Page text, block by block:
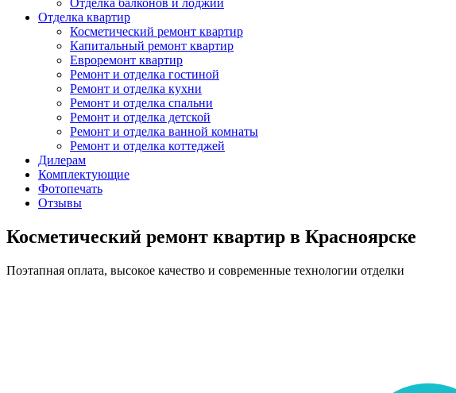
Отделка балконов и лоджий
Отделка квартир
Косметический ремонт квартир
Капитальный ремонт квартир
Евроремонт квартир
Ремонт и отделка гостиной
Ремонт и отделка кухни
Ремонт и отделка спальни
Ремонт и отделка детской
Ремонт и отделка ванной комнаты
Ремонт и отделка коттеджей
Дилерам
Комплектующие
Фотопечать
Отзывы
Косметический ремонт квартир в Красноярске
Поэтапная оплата, высокое качество и современные технологии отделки